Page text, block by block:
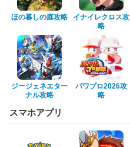
ほの暮しの庭攻略
イナイレクロス攻
略
ジージェネエター
ナル攻略
パワプロ2026攻
略
スマホアプリ